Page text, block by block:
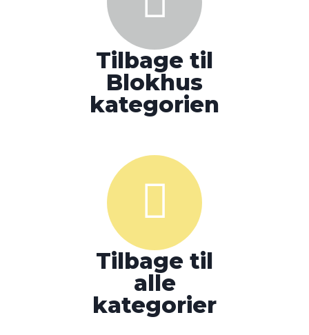
Tilbage til
Blokhus
kategorien
Tilbage til
alle
kategorier